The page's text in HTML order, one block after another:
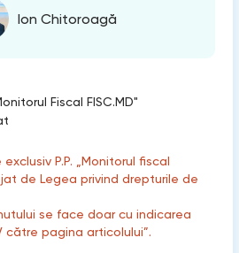
Ion Chitoroagă
Fiscal FISC.MD"
P.P. „Monitorul fiscal
de Legea privind drepturile de
se face doar cu indicarea
către pagina articolului”.